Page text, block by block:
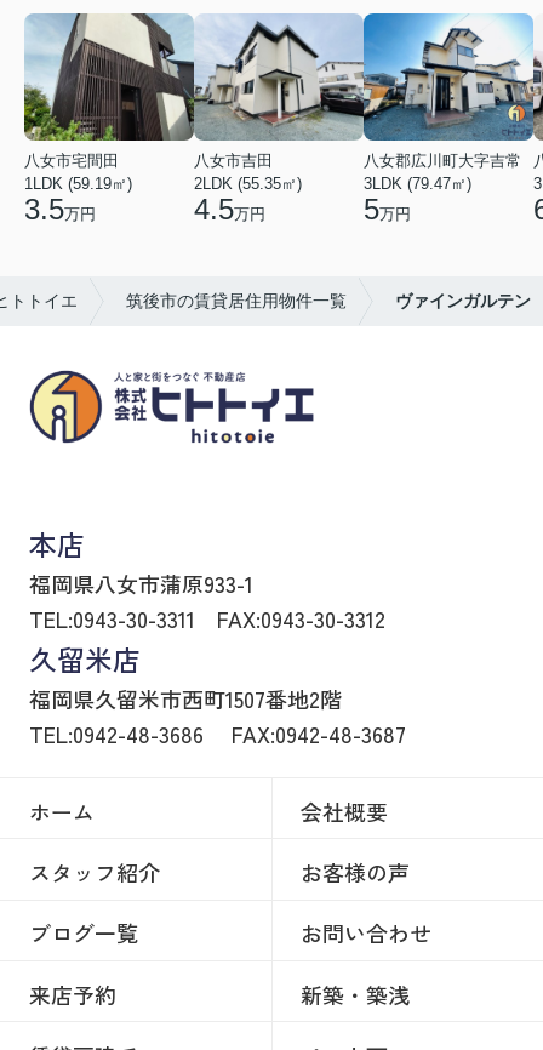
八女市宅間田
1LDK (59.19㎡)
3.5万円
八女市吉田
2LDK (55.35㎡)
4.5万円
八女郡広川町大字吉常
3LDK (79.47㎡)
5万円
トトイエ 筑後市の賃貸居住用物件一覧 ヴァインガルテン
本店
福岡県八女市蒲原933-1
TEL:0943-30-3311
FAX:0943-30-3312
久留米店
福岡県久留米市西町1507番地2階
TEL:0942-48-3686
FAX:0942-48-3687
ホーム
会社概要
スタッフ紹介
お客様の声
ブログ一覧
お問い合わせ
来店予約
新築・築浅